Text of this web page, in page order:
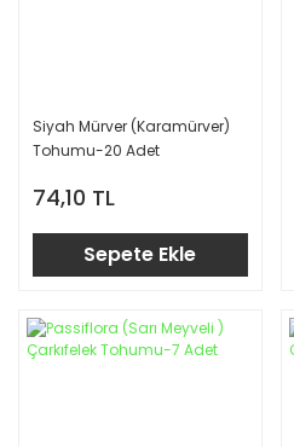
Siyah Mürver (Karamürver)
Tohumu-20 Adet
74,10 TL
Sepete Ekle